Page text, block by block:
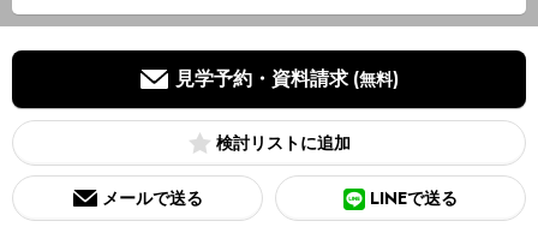
見学予約・資料請求 (無料)
検討リスト
メールで送る LINEで送る